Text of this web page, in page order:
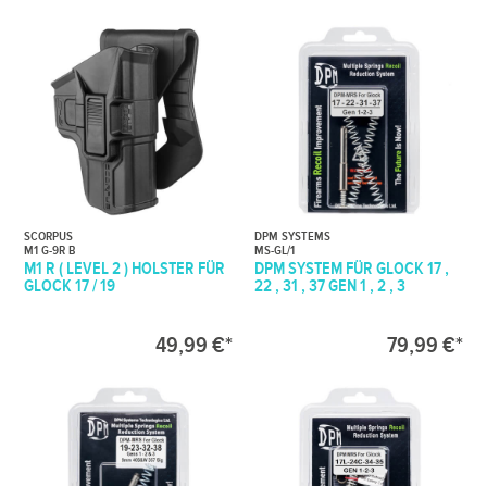
SCORPUS
M1 G-9R B
M1 R ( LEVEL 2 ) HOLSTER FÜR
GLOCK 17 / 19
49,99 €*
DPM SYSTEMS
MS-GL/1
DPM SYSTEM FÜR GLOCK 17 ,
22 , 31 , 37 GEN 1 , 2 , 3
79,99 €*